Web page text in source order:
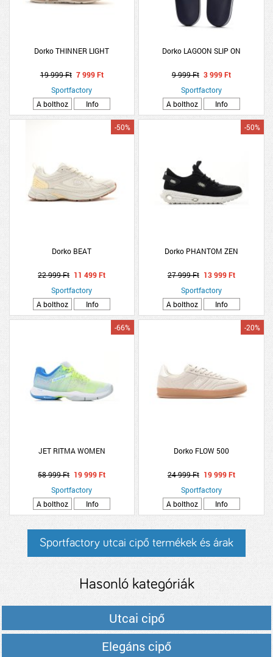
Dorko THINNER LIGHT
19 999 Ft 7 999 Ft
Sportfactory
A bolthoz
Info
Dorko LAGOON SLIP ON
9 999 Ft 3 999 Ft
Sportfactory
A bolthoz
Info
Dorko BEAT
-50%
22 999 Ft 11 499 Ft
Sportfactory
A bolthoz
Info
Dorko PHANTOM ZEN
-50%
27 999 Ft 13 999 Ft
Sportfactory
A bolthoz
Info
JET RITMA WOMEN
-66%
58 999 Ft 19 999 Ft
Sportfactory
A bolthoz
Info
Dorko FLOW 500
-20%
24 999 Ft 19 999 Ft
Sportfactory
A bolthoz
Info
Sportfactory utcai cipő termékek és árak
Hasonló kategóriák
Utcai cipő
Elegáns cipő